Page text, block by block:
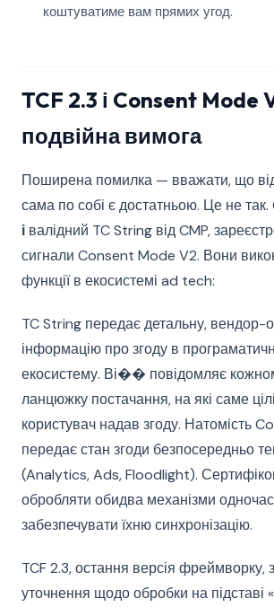
коштуватиме вам прямих угод.
TCF 2.3 і Consent Mode
подвійна вимога
Поширена помилка — вважати, що
сама по собі є достатньою. Це не
і валідний TC String від CMP,
сигнали Consent Mode V2. Вони
функції в екосистемі ad tech:
TC String передає детальну, вендор-
інформацію про згоду в
екосистему. Ві�� повідомляє
ланцюжку постачання, на які саме
користувач надав згоду. Натомість
передає стан згоди безпосередньо
(Analytics, Ads, Floodlight).
обробляти обидва механізми
забезпечувати їхню синхронізацію.
TCF 2.3, остання версія фреймворку,
уточнення щодо обробки на підставі